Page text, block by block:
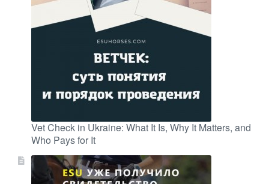
Vet Check in Ukraine: What It Is, Why It Matters, and
Who Pays for It